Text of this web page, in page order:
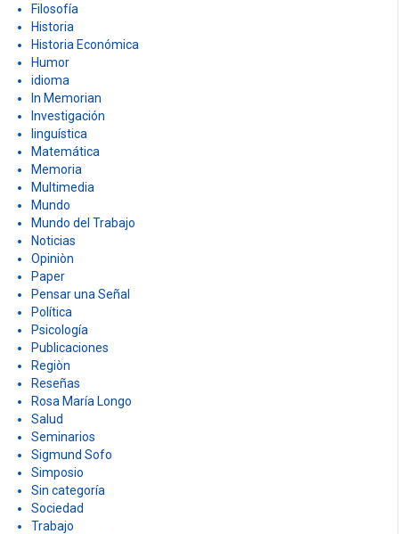
Filosofía
Historia
Historia Económica
Humor
idioma
In Memorian
Investigación
linguística
Matemática
Memoria
Multimedia
Mundo
Mundo del Trabajo
Noticias
Opiniòn
Paper
Pensar una Señal
Política
Psicología
Publicaciones
Regiòn
Reseñas
Rosa María Longo
Salud
Seminarios
Sigmund Sofo
Simposio
Sin categoría
Sociedad
Trabajo